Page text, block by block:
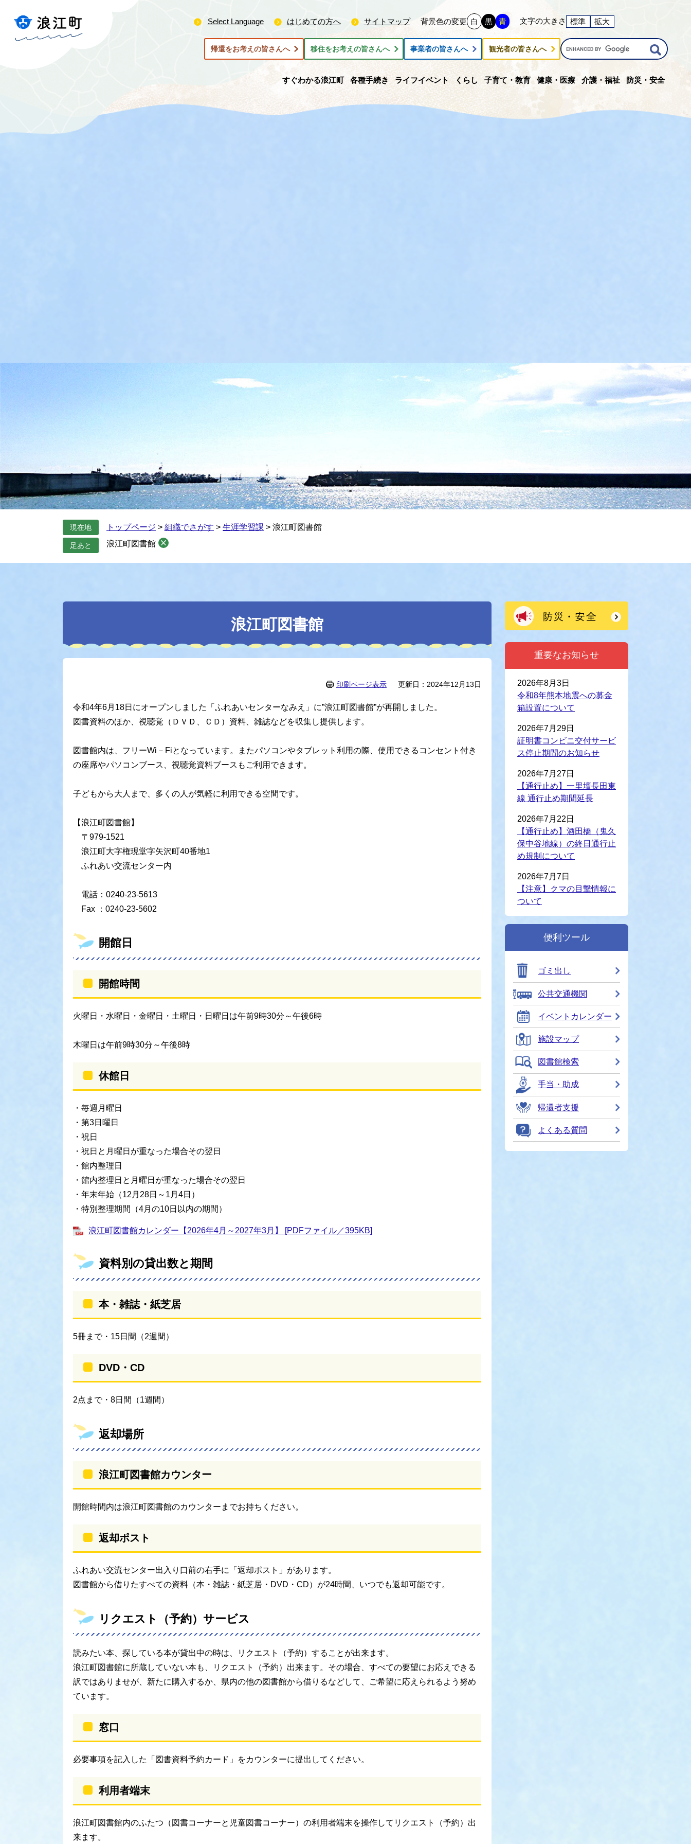
Select Language はじめての方へ サイトマップ 背景色の変更 白 黒 青 文字の大きさ 標準 拡大
帰還をお考えの皆さんへ 移住をお考えの皆さんへ 事業者の皆さんへ 観光者の皆さんへ
G
o
g
l
すぐわかる浪江町 各種手続き ライフイベント くらし 子育て・教育 健康・医療 介護・福祉 防災・安全
現在地 トップページ > 組織でさがす > 生涯学習課 > 浪江町図書館
足あと 浪江町図書館
浪江町図書館
印刷ページ表示 更新日：2024年12月13日
令和4年6月18日にオープンしました「ふれあいセンターなみえ」に”浪江町図書館”が再開しました。
図書資料のほか、視聴覚（ＤＶＤ、ＣＤ）資料、雑誌などを収集し提供します。
図書館内は、フリーWi－Fiとなっています。またパソコンやタブレット利用の際、使用できるコンセント付き
の座席やパソコンブース、視聴覚資料ブースもご利用できます。
子どもから大人まで、多くの人が気軽に利用できる空間です。
【浪江町図書館】
〒979-1521
浪江町大字権現堂字矢沢町40番地1
ふれあい交流センター内
電話：0240-23-5613
Fax ：0240-23-5602
開館日
開館時間
火曜日・水曜日・金曜日・土曜日・日曜日は午前9時30分～午後6時
木曜日は午前9時30分～午後8時
休館日
・毎週月曜日
・第3日曜日
・祝日
・祝日と月曜日が重なった場合その翌日
・館内整理日
・館内整理日と月曜日が重なった場合その翌日
・年末年始（12月28日～1月4日）
・特別整理期間（4月の10日以内の期間）
浪江町図書館カレンダー【2026年4月～2027年3月】 [PDFファイル／395KB]
資料別の貸出数と期間
本・雑誌・紙芝居
5冊まで・15日間（2週間）
DVD・CD
2点まで・8日間（1週間）
返却場所
浪江町図書館カウンター
開館時間内は浪江町図書館のカウンターまでお持ちください。
返却ポスト
ふれあい交流センター出入り口前の右手に「返却ポスト」があります。
図書館から借りたすべての資料（本・雑誌・紙芝居・DVD・CD）が24時間、いつでも返却可能です。
リクエスト（予約）サービス
読みたい本、探している本が貸出中の時は、リクエスト（予約）することが出来ます。
浪江町図書館に所蔵していない本も、リクエスト（予約）出来ます。その場合、すべての要望にお応えできる
訳ではありませが、新たに購入するか、県内の他の図書館から借りるなどして、ご希望に応えられるよう努め
ています。
窓口
必要事項を記入した「図書資料予約カード」をカウンターに提出してください。
利用者端末
浪江町図書館内のふたつ（図書コーナーと児童図書コーナー）の利用者端末を操作してリクエスト（予約）出
来ます。
重要なお知らせ
2026年8月3日
令和8年熊本地震への募金
箱設置について
2026年7月29日
証明書コンビニ交付サービ
ス停止期間のお知らせ
2026年7月27日
【通行止め】一里壇長田東
線 通行止め期間延長
2026年7月22日
【通行止め】酒田橋（鬼久
保中谷地線）の終日通行止
め規制について
2026年7月7日
【注意】クマの目撃情報に
ついて
便利ツール
ゴミ出し
公共交通機関
イベントカレンダー
施設マップ
図書館検索
手当・助成
帰還者支援
よくある質問